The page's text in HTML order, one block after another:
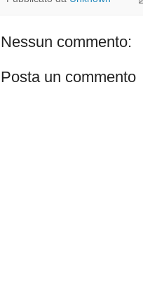
Nessun commento:
Posta un commento